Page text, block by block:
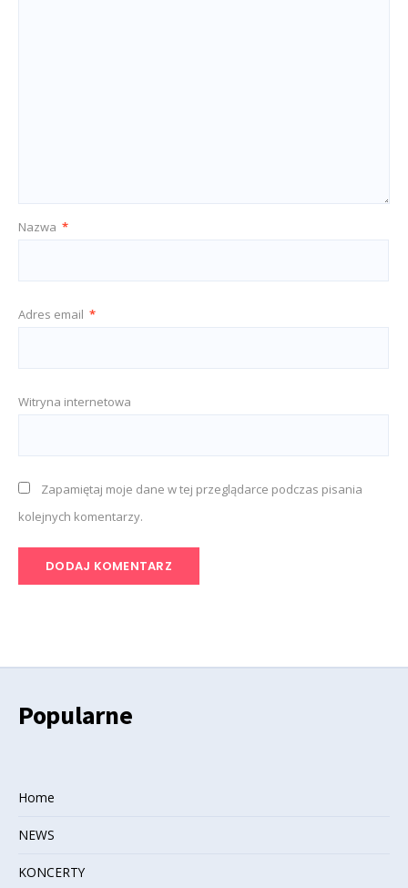
Nazwa *
Adres email *
Witryna internetowa
Zapamiętaj moje dane w tej przeglądarce podczas pisania
kolejnych komentarzy.
Popularne
Home
NEWS
KONCERTY